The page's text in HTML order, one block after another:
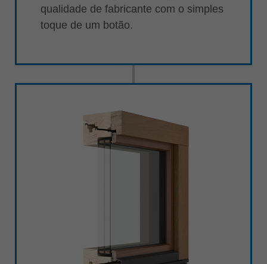
qualidade de fabricante com o simples
toque de um botão.